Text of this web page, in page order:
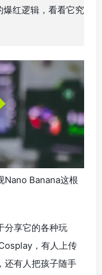
红逻辑，看看它究
Nano Banana这根
分享它的各种玩
，有人上传
还有人把孩子随手